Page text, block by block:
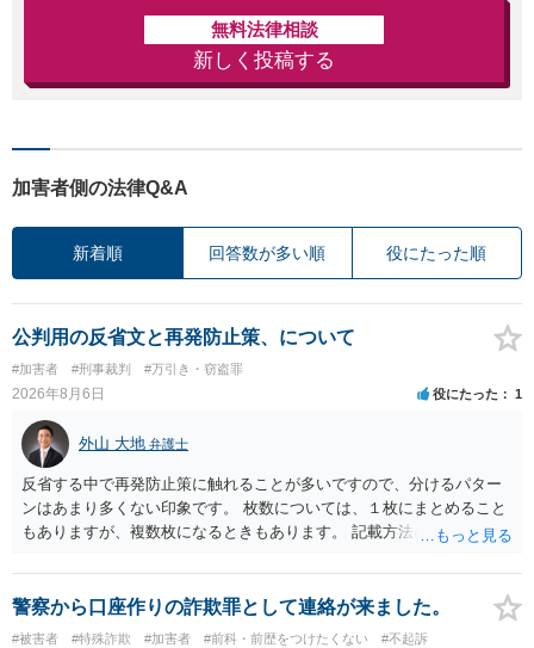
無料法律相談
新しく投稿する
加害者側の法律Q&A
新着順 回答数が多い順 役にたった順
公判用の反省文と再発防止策、について
#加害者 #刑事裁判 #万引き・窃盗罪
2026年8月6日 役にたった 1
外山 大地 弁護士
反省する中で再発防止策に触れることが多いですので、分けるパター
ンはあまり多くない印象です。 枚数については、１枚にまとめること
もありますが、複数枚になるときもあります。 記載方法については、
います。 したがいまして、いずれも良いかと考えます。
警察から口座作りの詐欺罪として連絡が来ました。
#被害者 #特殊詐欺 #加害者 #前科・前歴をつけたくない
#不起訴